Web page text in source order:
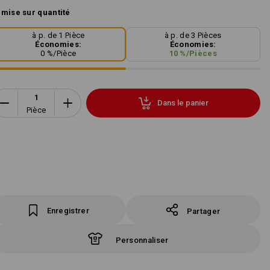
sur quantité
à p. de 1 Pièce
Économies:
0 %/Pièce
à p. de 3 Pièces
Économies:
10 %/Pièces
Pièce
Dans le panier
Enregistrer Partager
Personnaliser